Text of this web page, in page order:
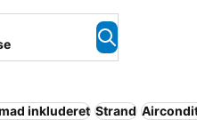
inkluderet Strand